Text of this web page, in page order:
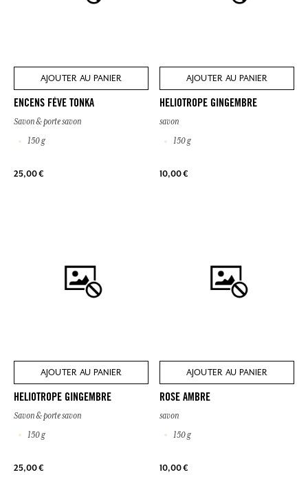
AJOUTER AU PANIER
ENCENS FÈVE TONKA
Savon & porte savon
150 g
25,00 €
AJOUTER AU PANIER
HELIOTROPE GINGEMBRE
savon
150 g
10,00 €
AJOUTER AU PANIER
HELIOTROPE GINGEMBRE
Savon & porte savon
150 g
25,00 €
AJOUTER AU PANIER
ROSE AMBRE
savon
150 g
10,00 €